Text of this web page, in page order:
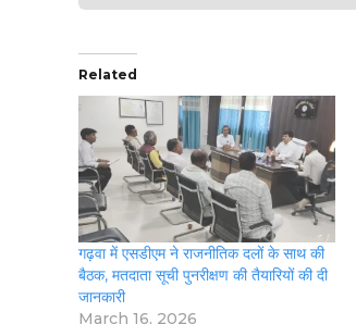
Related
गढ़वा में एसडीएम ने राजनीतिक दलों के साथ की
बैठक, मतदाता सूची पुनरीक्षण की तैयारियों की दी
जानकारी
March 16, 2026